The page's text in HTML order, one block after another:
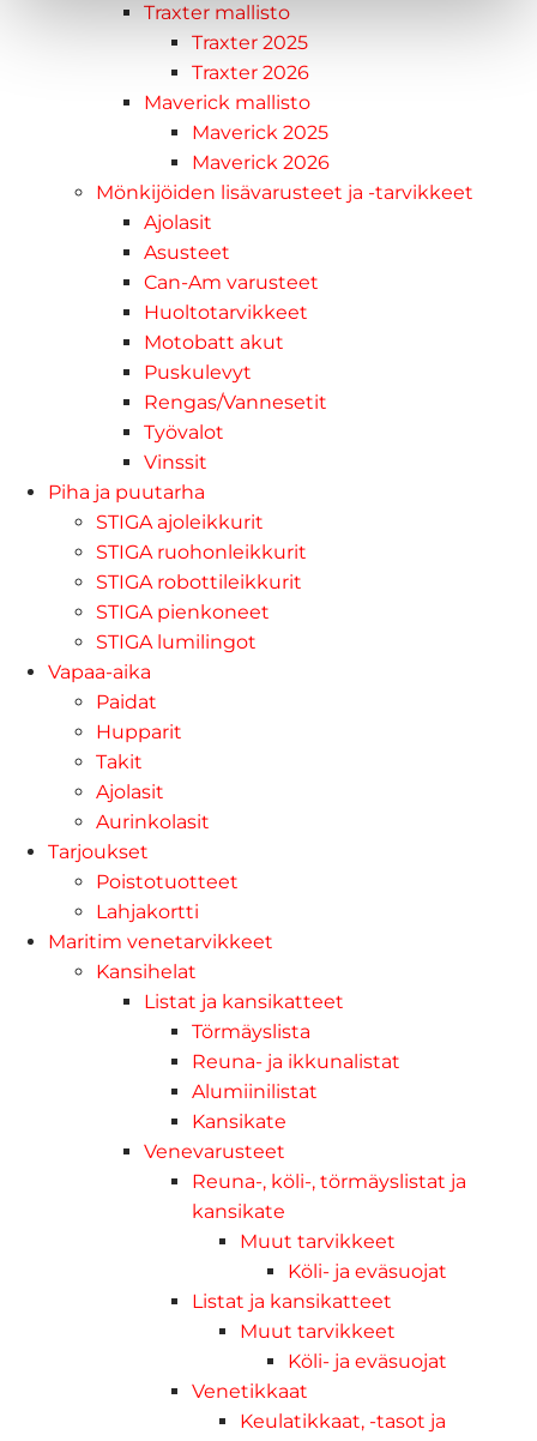
Traxter mallisto
Traxter 2025
Traxter 2026
Maverick mallisto
Maverick 2025
Maverick 2026
Mönkijöiden lisävarusteet ja -tarvikkeet
Ajolasit
Asusteet
Can-Am varusteet
Huoltotarvikkeet
Motobatt akut
Puskulevyt
Rengas/Vannesetit
Työvalot
Vinssit
Piha ja puutarha
STIGA ajoleikkurit
STIGA ruohonleikkurit
STIGA robottileikkurit
STIGA pienkoneet
STIGA lumilingot
Vapaa-aika
Paidat
Hupparit
Takit
Ajolasit
Aurinkolasit
Tarjoukset
Poistotuotteet
Lahjakortti
Maritim venetarvikkeet
Kansihelat
Listat ja kansikatteet
Törmäyslista
Reuna- ja ikkunalistat
Alumiinilistat
Kansikate
Venevarusteet
Reuna-, köli-, törmäyslistat ja
kansikate
Muut tarvikkeet
Köli- ja eväsuojat
Listat ja kansikatteet
Muut tarvikkeet
Köli- ja eväsuojat
Venetikkaat
Keulatikkaat, -tasot ja